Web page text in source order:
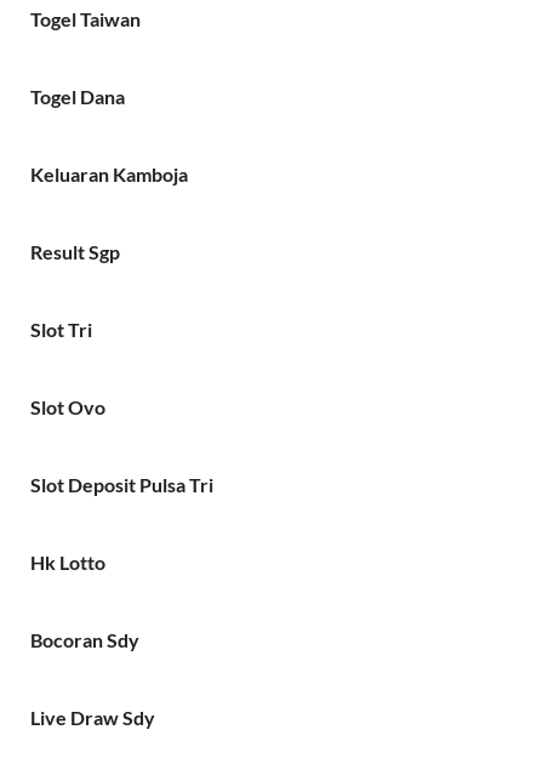
Togel Taiwan
Togel Dana
Keluaran Kamboja
Result Sgp
Slot Tri
Slot Ovo
Slot Deposit Pulsa Tri
Hk Lotto
Bocoran Sdy
Live Draw Sdy